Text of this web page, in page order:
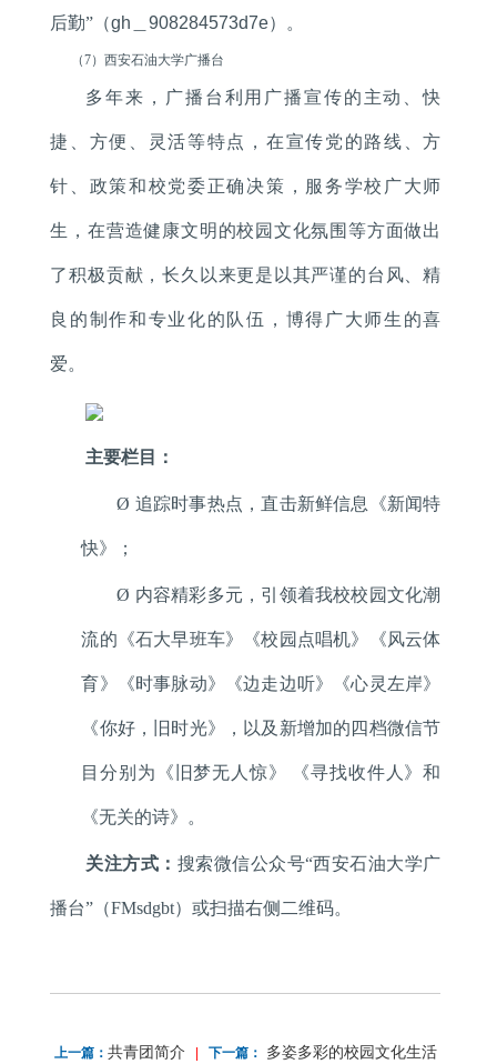
后勤”（gh ＿908284573d7e）。
（7）西安石油大学广播台
多年来，广播台利用广播宣传的主动、快
捷、方便、灵活等特点，在宣传党的路线、方
针、政策和校党委正确决策，服务学校广大师
生，在营造健康文明的校园文化氛围等方面做出
了积极贡献，长久以来更是以其严谨的台风、精
良的制作和专业化的队伍，博得广大师生的喜
爱。
主要栏目：
Ø 追踪时事热点，直击新鲜信息《新闻特
快》；
Ø 内容精彩多元，引领着我校校园文化潮
流的《石大早班车》《校园点唱机》《风云体
育》《时事脉动》《边走边听》《心灵左岸》
《你好，旧时光》，以及新增加的四档微信节
目分别为《旧梦无人惊》 《寻找收件人》和
《无关的诗》。
关注方式： 搜索微信公众号“西安石油大学广
播台”（FMsdgbt）或扫描右侧二维码。
上一篇： 共青团简介 下一篇： 多姿多彩的校园文化生活